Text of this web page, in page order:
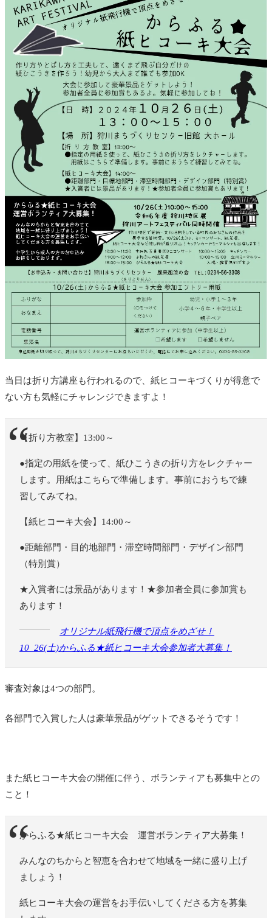
当日は折り方講座も行われるので、紙ヒコーキづくりが得意で
ない方も気軽にチャレンジできますよ！
【折り方教室】13:00～
●指定の用紙を使って、紙ひこうきの折り方をレクチャー
します。用紙はこちらで準備します。事前におうちで練
習してみてね。
【紙ヒコーキ大会】14:00～
●距離部門・目的地部門・滞空時間部門・デザイン部門
（特別賞）
★入賞者には景品があります！★参加者全員に参加賞も
あります！
オリジナル紙飛行機で頂点をめざせ！
10_26(土)からふる★紙ヒコーキ大会参加者大募集！
審査対象は4つの部門。
各部門で入賞した人は豪華景品がゲットできるそうです！
また紙ヒコーキ大会の開催に伴う、ボランティアも募集中との
こと！
からふる★紙ヒコーキ大会 運営ボランティア大募集！
みんなのちからと智恵を合わせて地域を一緒に盛り上げ
ましょう！
紙ヒコーキ大会の運営をお手伝いしてくださる方を募集